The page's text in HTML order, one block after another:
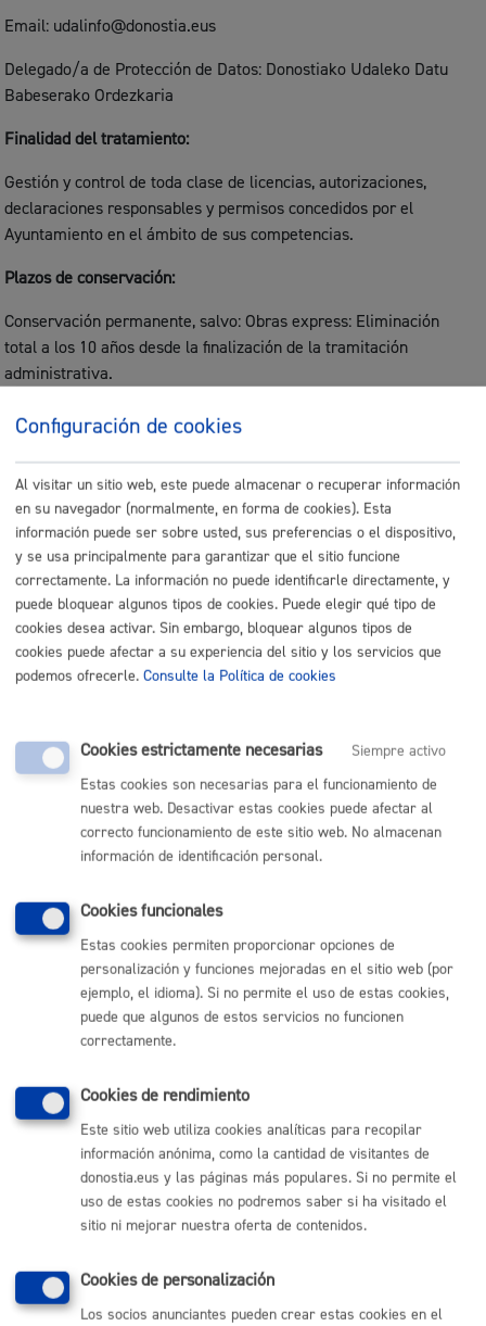
Email: udalinfo@donostia.eus
Delegado/a de Protección de Datos: Donostiako Udaleko Datu
Babeserako Ordezkaria
Finalidad del tratamiento:
Gestión y control de toda clase de licencias, autorizaciones,
declaraciones responsables y permisos concedidos por el
Ayuntamiento en el ámbito de sus competencias.
Plazos de conservación:
Conservación permanente, salvo: Obras express: Eliminación
total a los 10 años desde la finalización de la tramitación
administrativa.
Legitimación
Ejercicio de la potestad pública: art. 6.1.e): -Artículo 17.1.9 de la
Ley 2/2016, de 7 de abril, de Instituciones Locales de Euskadi. -
Artículo 25.2.a) de la Ley 7/1985, de 2 de abril, de Bases del
Régimen Local. - Ley 2/2006, de 30 de junio, de suelo y
urbanismo. -Real Decreto Legislativo 7/2015, de 30 de octubre,
por el que se aprueba el texto refundido de la Ley de Suelo y
Rehabilitación Urbana. - Real Decreto 1627/1997, de 24 de
octubre, por el que se establecen disposiciones mínimas de
seguridad y de salud en las obras de construcción. - Real Decreto
del Medio Ambiente -
Destinatarios
Las establecidas legalmente y que sean de aplicación en el
ámbito de este tratamiento.
Derechos
Las personas afectadas tienen derecho a obtener confirmación
sobre si el Ayuntamiento de San Sebastián está tratando sus
datos personales. Además, tendrán derecho a solicitar:
El acceso a sus datos personales.
datos ya no sean necesarios para las finalidades para las
cuales fueron recabados.
La limitación del tratamiento de sus datos, en cuyo caso, sólo
serán conservados por el Ayuntamiento para el ejercicio o la
defensa de reclamaciones.
La oposición al tratamiento de sus datos, en cuyo caso, el
Ayuntamiento dejará de tratar los datos, salvo por motivos
legítimos imperiosos, o el ejercicio o la defensa de posibles
reclamaciones.
Los derechos podrán ejercitarse
vía on line
Ayuntamiento, como Responsable del tratamiento, o en su caso,
ante el Encargado del tratamiento.
Configuración de cookies
Al visitar un sitio web, este puede almacenar o recuperar información
en su navegador (normalmente, en forma de cookies). Esta
información puede ser sobre usted, sus preferencias o el dispositivo,
y se usa principalmente para garantizar que el sitio funcione
correctamente. La información no puede identificarle directamente, y
puede bloquear algunos tipos de cookies. Puede elegir qué tipo de
cookies desea activar. Sin embargo, bloquear algunos tipos de
cookies puede afectar a su experiencia del sitio y los servicios que
podemos ofrecerle. Consulte la Política de cookies
Cookies estrictamente necesarias
Siempre activo
Estas cookies son necesarias para el funcionamiento de
nuestra web. Desactivar estas cookies puede afectar al
correcto funcionamiento de este sitio web. No almacenan
información de identificación personal.
Cookies funcionales
Estas cookies permiten proporcionar opciones de
personalización y funciones mejoradas en el sitio web (por
ejemplo, el idioma). Si no permite el uso de estas cookies,
puede que algunos de estos servicios no funcionen
correctamente.
Cookies de rendimiento
Este sitio web utiliza cookies analíticas para recopilar
información anónima, como la cantidad de visitantes de
donostia.eus y las páginas más populares. Si no permite el
uso de estas cookies no podremos saber si ha visitado el
sitio ni mejorar nuestra oferta de contenidos.
Cookies de personalización
Los socios anunciantes pueden crear estas cookies en el